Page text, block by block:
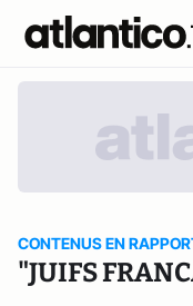
CONTENUS EN
"JUIFS